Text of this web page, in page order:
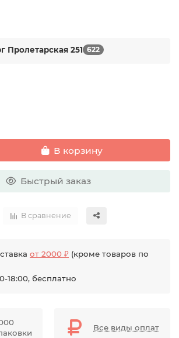
Пролетарская 251 622
В корзину
Быстрый заказ
В сравнение
от 2000 ₽ (кроме товаров по
18:00, бесплатно
Все виды оплат